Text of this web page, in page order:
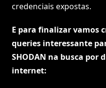
credenciais expostas.
E para finalizar vamos
queries interessante
SHODAN na busca por
internet: